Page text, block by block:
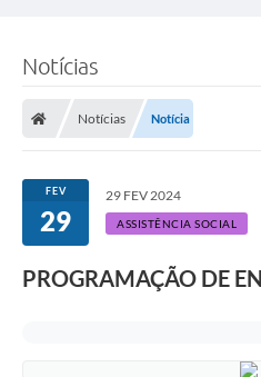
Notícias
Notícias Notícia
FEV
29
29 FEV 2024
ASSISTÊNCIA SOCIAL
PROGRAMAÇÃO DE